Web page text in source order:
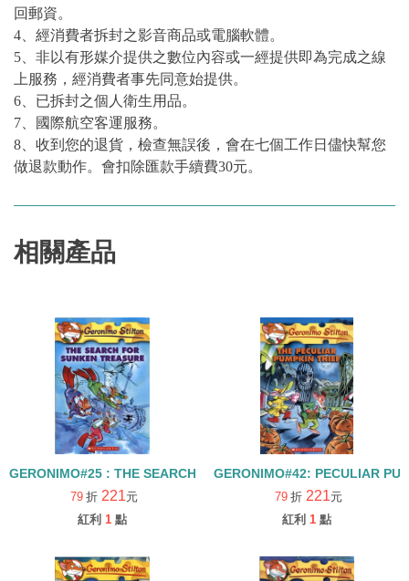
回郵資。
4、經消費者拆封之影音商品或電腦軟體。
5、非以有形媒介提供之數位內容或一經提供即為完成之線
上服務，經消費者事先同意始提供。
6、已拆封之個人衛生用品。
7、國際航空客運服務。
8、收到您的退貨，檢查無誤後，會在七個工作日儘快幫您
做退款動作。會扣除匯款手續費30元。
相關產品
GERONIMO#25 : THE SEARCH FOR SUNKEN TREASURE
79 折 221元
紅利 1 點
GERONIMO#42: PECULIAR
79 折 221元
紅利 1 點